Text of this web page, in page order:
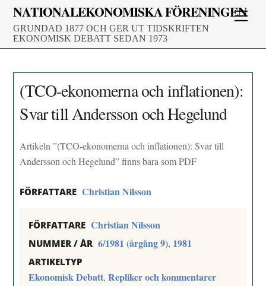
Skip
content
NATIONALEKONOMISKA FÖRENINGEN
GRUNDAD 1877 OCH GER UT TIDSKRIFTEN
EKONOMISK DEBATT SEDAN 1973
(TCO-ekonomerna och inflationen):
Svar till Andersson och Hegelund
Artikeln ”(TCO-ekonomerna och inflationen): Svar till
Andersson och Hegelund” finns bara som PDF
FÖRFATTARE Christian Nilsson
FÖRFATTARE Christian Nilsson
NUMMER / ÅR 6/1981 (årgång 9), 1981
ARTIKELTYP
Ekonomisk Debatt,Repliker och kommentarer